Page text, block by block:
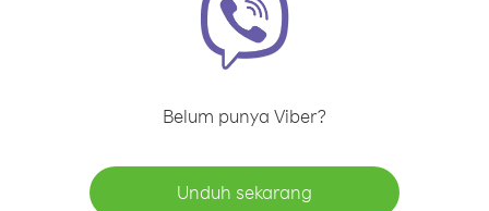
Belum punya Viber?
Unduh sekarang